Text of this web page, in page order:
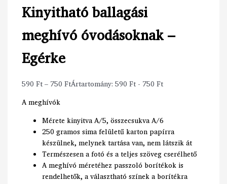
Kinyitható ballagási
meghívó óvodásoknak –
Egérke
590 Ft– 750 FtÁrtartomány: 590 Ft - 750 Ft
A meghívók
Mérete kinyitva A/5, összecsukva A/6
250 gramos sima felületű karton papírra
készülnek, melynek tartása van, nem látszik át
Természesen a fotó és a teljes szöveg cserélhető
A meghívó méretéhez passzoló borítékok is
rendelhetők, a választható színek a borítékra